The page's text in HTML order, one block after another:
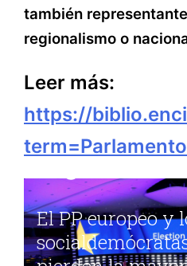
también
regionalismo o
Leer más:
https://